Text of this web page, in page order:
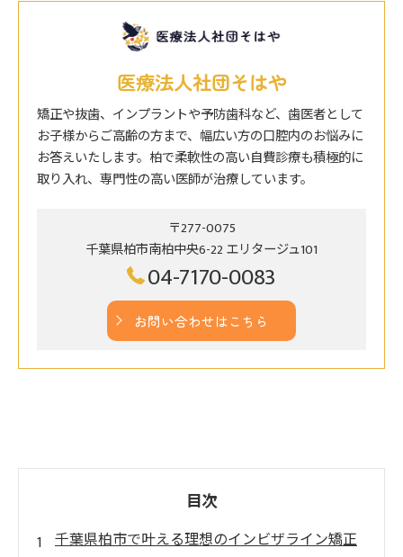
医療法人社団そはや
矯正や抜歯、インプラントや予防歯科など、歯医者として
お子様からご高齢の方まで、幅広い方の口腔内のお悩みに
お答えいたします。柏で柔軟性の高い自費診療も積極的に
取り入れ、専門性の高い医師が治療しています。
〒277-0075
千葉県柏市南柏中央6-22 エリタージュ101
04-7170-0083
お問い合わせはこちら
目次
千葉県柏市で叶える理想のインビザライン矯正